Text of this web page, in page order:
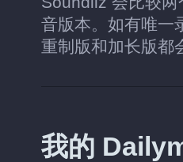
音版本。如有唯一
重制版和加长版都
我的